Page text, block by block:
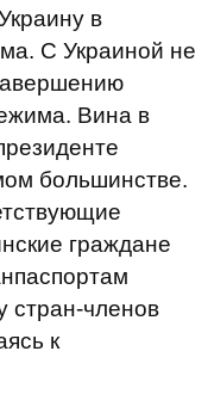
в
С Украиной не
Вина в
большинстве.
граждане
стран-членов
к